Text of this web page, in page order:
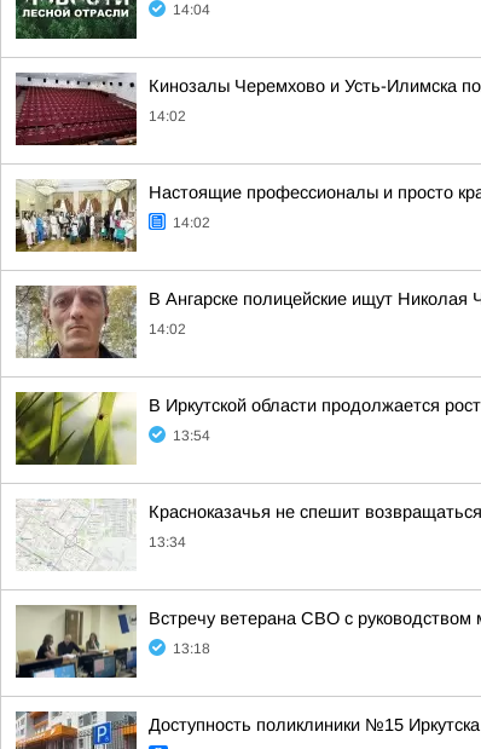
14:04
Кинозалы Черемхово и Усть-Илимска
14:02
Настоящие профессионалы и просто
14:02
В Ангарске полицейские ищут Николая
14:02
В Иркутской области продолжается
13:54
Красноказачья не спешит
13:34
Встречу ветерана СВО с
13:18
Доступность поликлиники №15